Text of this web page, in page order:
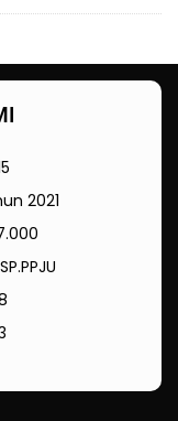
2021